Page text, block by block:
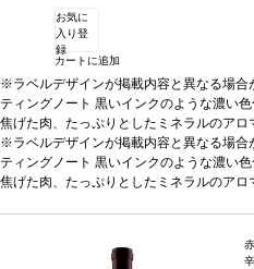
お気に
入り登
録
カートに追加
※ラベルデザインが掲載内容と異なる場合
ティングノート 黒いインクのような濃い
焦げた肉、たっぷりとしたミネラルのア
含むと予想以上に濃厚で、ブラックプラ
広がり、砂糖漬けオレンジピールや程よい
ティ・シラーが生み出す典型的なタンニ
※ラベルデザインが掲載内容と異なる場合
ティングノート 黒いインクのような濃い
焦げた肉、たっぷりとしたミネラルのア
ティ・シラーが生み出す典型的なタンニ
うフィニッシュが続く。
プティ